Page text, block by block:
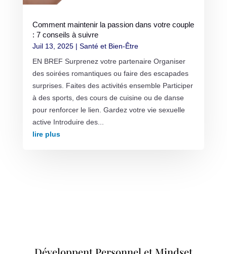
Comment maintenir la passion dans votre couple
: 7 conseils à suivre
Juil 13, 2025| Santé et Bien-Être
EN BREF Surprenez votre partenaire Organiser
des soirées romantiques ou faire des escapades
surprises. Faites des activités ensemble Participer
à des sports, des cours de cuisine ou de danse
pour renforcer le lien. Gardez votre vie sexuelle
active Introduire des...
lire plus